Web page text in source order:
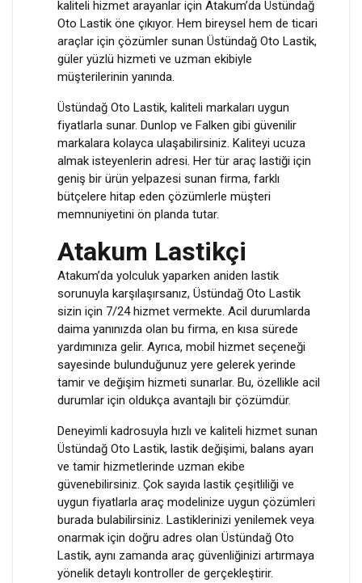
kaliteli hizmet arayanlar için Atakum’da Üstündağ
Oto Lastik öne çıkıyor. Hem bireysel hem de ticari
araçlar için çözümler sunan Üstündağ Oto Lastik,
güler yüzlü hizmeti ve uzman ekibiyle
müşterilerinin yanında.
Üstündağ Oto Lastik, kaliteli markaları uygun
fiyatlarla sunar. Dunlop ve Falken gibi güvenilir
markalara kolayca ulaşabilirsiniz. Kaliteyi ucuza
almak isteyenlerin adresi. Her tür araç lastiği için
geniş bir ürün yelpazesi sunan firma, farklı
bütçelere hitap eden çözümlerle müşteri
memnuniyetini ön planda tutar.
Atakum Lastikçi
Atakum’da yolculuk yaparken aniden lastik
sorunuyla karşılaşırsanız, Üstündağ Oto Lastik
sizin için 7/24 hizmet vermekte. Acil durumlarda
daima yanınızda olan bu firma, en kısa sürede
yardımınıza gelir. Ayrıca, mobil hizmet seçeneği
sayesinde bulunduğunuz yere gelerek yerinde
tamir ve değişim hizmeti sunarlar. Bu, özellikle acil
durumlar için oldukça avantajlı bir çözümdür.
Deneyimli kadrosuyla hızlı ve kaliteli hizmet sunan
Üstündağ Oto Lastik, lastik değişimi, balans ayarı
ve tamir hizmetlerinde uzman ekibe
güvenebilirsiniz. Çok sayıda lastik çeşitliliği ve
uygun fiyatlarla araç modelinize uygun çözümleri
burada bulabilirsiniz. Lastiklerinizi yenilemek veya
onarmak için doğru adres olan Üstündağ Oto
Lastik, aynı zamanda araç güvenliğinizi artırmaya
yönelik detaylı kontroller de gerçekleştirir.